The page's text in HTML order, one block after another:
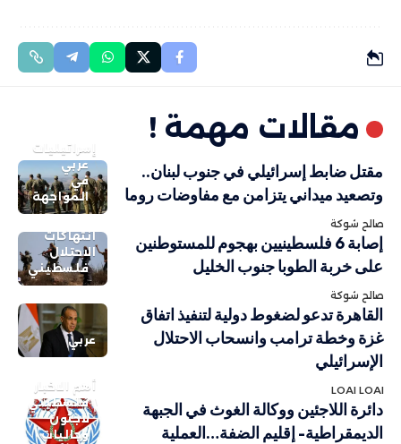
مقالات مهمة !
إسرائيليات
عربي
في
المواجهة
مقتل ضابط إسرائيلي في جنوب لبنان..
وتصعيد ميداني يتزامن مع مفاوضات روما
صالح شوكة
انتهاكات
الاحتلال
فلسطيني
إصابة 6 فلسطينيين بهجوم للمستوطنين
على خربة الطوبا جنوب الخليل
صالح شوكة
عربي
القاهرة تدعو لضغوط دولية لتنفيذ اتفاق
غزة وخطة ترامب وانسحاب الاحتلال
الإسرائيلي
LOAI LOAI
أهم الاخبار
فلسطيني
لاجئون
وجاليات
دائرة اللاجئين ووكالة الغوث في الجبهة
الديمقراطية- إقليم الضفة…العملية